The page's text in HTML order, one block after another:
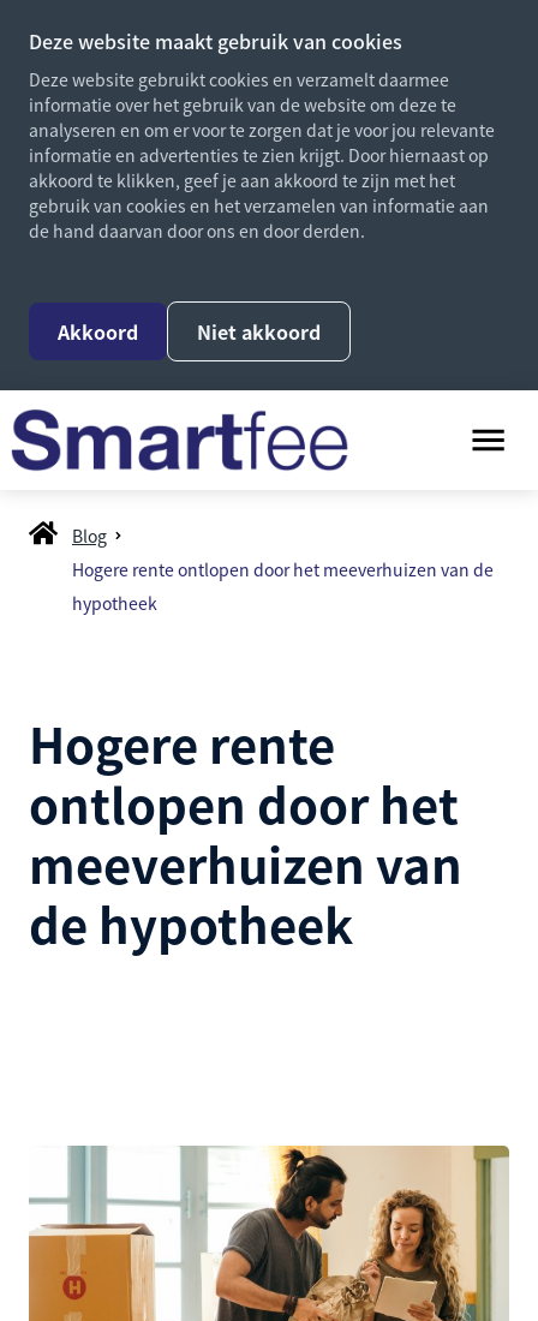
Deze website maakt gebruik van cookies
Deze website gebruikt cookies en verzamelt daarmee
informatie over het gebruik van de website om deze te
analyseren en om er voor te zorgen dat je voor jou relevante
informatie en advertenties te zien krijgt. Door hiernaast op
akkoord te klikken, geef je aan akkoord te zijn met het
gebruik van cookies en het verzamelen van informatie aan
de hand daarvan door ons en door derden.
Akkoord Niet akkoord
Blog
Hogere rente ontlopen door het meeverhuizen van de
hypotheek
Hogere rente
ontlopen door het
meeverhuizen van
de hypotheek